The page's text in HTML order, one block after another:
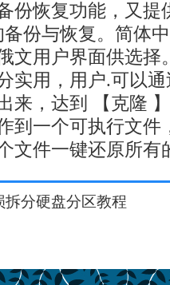
恢复功能，又提
份与恢复。简体
文用户界面供选择
实用，用户.可以
来，达到 【克隆
到一个可执行文件
文件一键还原所有
拆分硬盘分区教程